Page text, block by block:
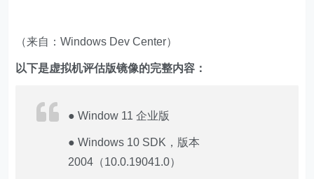
（来自：Windows Dev Center）
以下是虚拟机评估版镜像的完整内容：
● Window 11 企业版
● Windows 10 SDK，版本
2004（10.0.19041.0）